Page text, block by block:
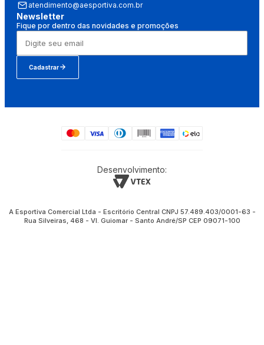
atendimento@aesportiva.com.br
Newsletter
Fique por dentro das novidades e promoções
Cadastrar
Desenvolvimento:
A Esportiva Comercial Ltda - Escritório Central CNPJ 57.489.403/0001-63 -
Rua Silveiras, 468 - Vl. Guiomar - Santo André/SP CEP 09071-100